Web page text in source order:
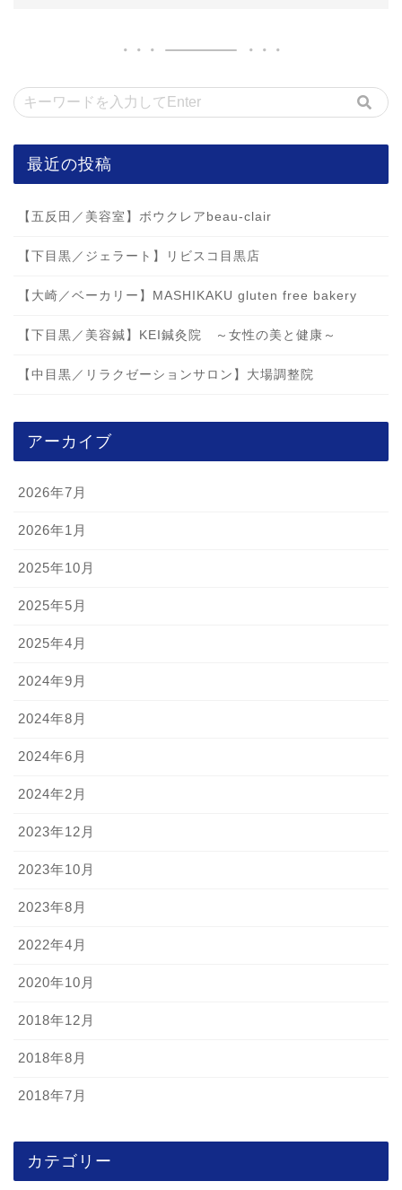
最近の投稿
【五反田／美容室】ボウクレアbeau-clair
【下目黒／ジェラート】リビスコ目黒店
【大崎／ベーカリー】MASHIKAKU gluten free bakery
【下目黒／美容鍼】KEI鍼灸院 ～女性の美と健康～
【中目黒／リラクゼーションサロン】大場調整院
アーカイブ
2026年7月
2026年1月
2025年10月
2025年5月
2025年4月
2024年9月
2024年8月
2024年6月
2024年2月
2023年12月
2023年10月
2023年8月
2022年4月
2020年10月
2018年12月
2018年8月
2018年7月
カテゴリー